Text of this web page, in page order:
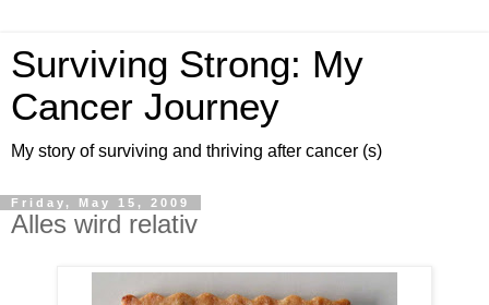
Surviving Strong: My
Cancer Journey
My story of surviving and thriving after cancer (s)
Friday, May 15, 2009
Alles wird relativ